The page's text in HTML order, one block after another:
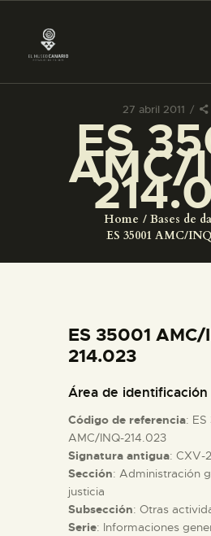
27 abril 2011
ES
AMC/
Home Bases de
ES 35001 AMC/
PREPARAR LA
ACTIVIDADES
COLECCIONES
ESPAÑOL
PREPARAR LA
ACTIVIDADES
ES 35001 AMC/
214.023
Área de identificación
Código de referencia: ES
AMC/INQ-214.023
Signatura antigua: CXV-
Sección: Administración
justicia
Subsección: Otras
Serie: Informaciones